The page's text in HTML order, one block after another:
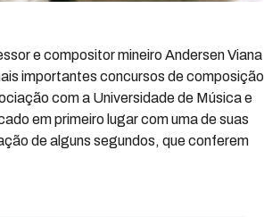
e compositor mineiro Andersen Viana
importantes concursos de composição
com a Universidade de Música e
em primeiro lugar com uma de suas
de alguns segundos, que conferem